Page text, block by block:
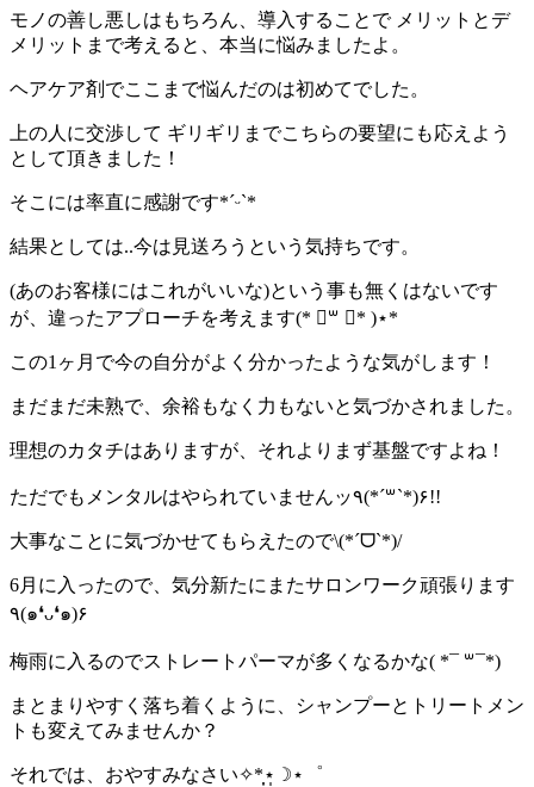
モノの善し悪しはもちろん、導入することで メリットとデ
メリットまで考えると、本当に悩みましたよ。
ヘアケア剤でここまで悩んだのは初めてでした。
上の人に交渉して ギリギリまでこちらの要望にも応えよう
として頂きました！
そこには率直に感謝です*ˊᵕˋ*
結果としては..今は見送ろうという気持ちです。
(あのお客様にはこれがいいな)という事も無くはないです
が、違ったアプローチを考えます(* ॑꒳ ॑* )⋆*
この1ヶ月で今の自分がよく分かったような気がします！
まだまだ未熟で、余裕もなく力もないと気づかされました。
理想のカタチはありますが、それよりまず基盤ですよね！
ただでもメンタルはやられていませんッ٩(*´꒳`*)۶!!
大事なことに気づかせてもらえたので\(*ˊᗜˋ*)/
6月に入ったので、気分新たにまたサロンワーク頑張ります
٩(๑❛ᴗ❛๑)۶
梅雨に入るのでストレートパーマが多くなるかな( *¯ ꒳¯*)
まとまりやすく落ち着くように、シャンプーとトリートメン
トも変えてみませんか？
それでは、おやすみなさい✧*̣̩⋆̩☽⋆゜